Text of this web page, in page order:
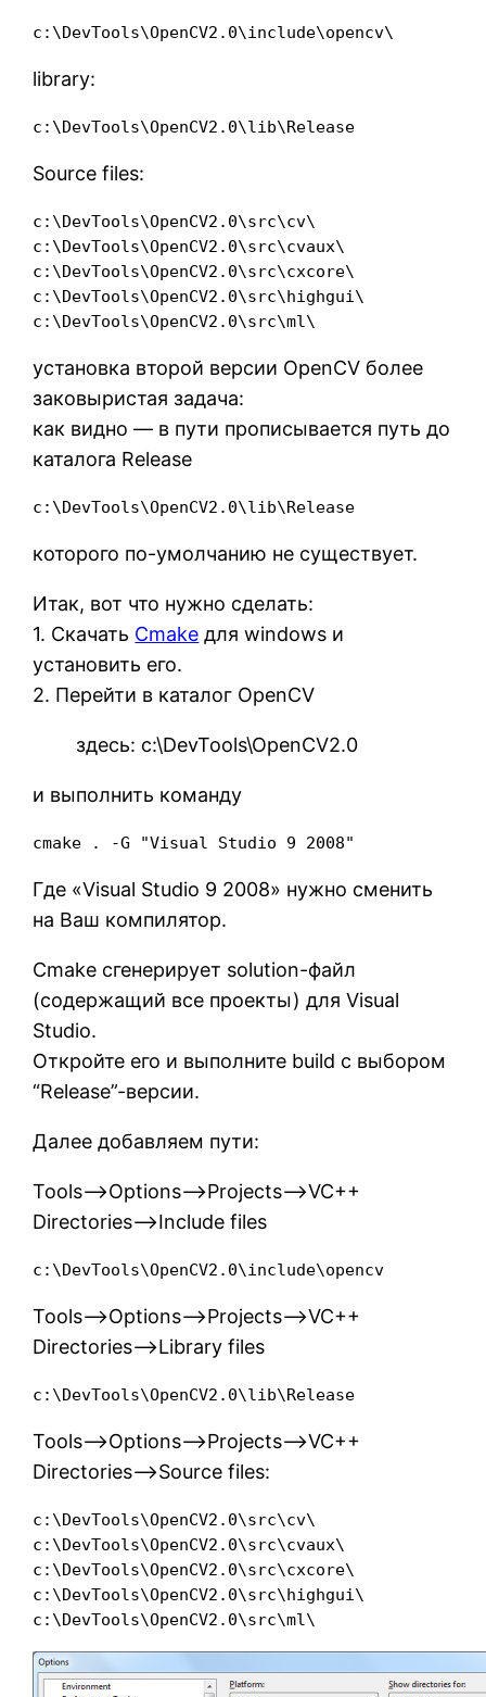
c:\DevTools\OpenCV2.0\include\opencv\
library:
c:\DevTools\OpenCV2.0\lib\Release
Source files:
c:\DevTools\OpenCV2.0\src\cv\
c:\DevTools\OpenCV2.0\src\cvaux\
c:\DevTools\OpenCV2.0\src\cxcore\
c:\DevTools\OpenCV2.0\src\highgui\
c:\DevTools\OpenCV2.0\src\ml\
установка второй версии OpenCV более
заковыристая задача:
как видно — в пути прописывается путь до
каталога Release
c:\DevTools\OpenCV2.0\lib\Release
которого по-умолчанию не существует.
Итак, вот что нужно сделать:
1. Скачать Cmake для windows и
установить его.
2. Перейти в каталог OpenCV
здесь: c:\DevTools\OpenCV2.0
и выполнить команду
cmake . -G "Visual Studio 9 2008"
Где «Visual Studio 9 2008» нужно сменить
на Ваш компилятор.
Cmake сгенерирует solution-файл
(содержащий все проекты) для Visual
Studio.
Откройте его и выполните build с выбором
“Release”-версии.
Далее добавляем пути:
Tools–>Options–>Projects–>VC++
Directories–>Include files
c:\DevTools\OpenCV2.0\include\opencv
Tools–>Options–>Projects–>VC++
Directories–>Library files
c:\DevTools\OpenCV2.0\lib\Release
Tools–>Options–>Projects–>VC++
Directories–>Source files:
c:\DevTools\OpenCV2.0\src\cv\
c:\DevTools\OpenCV2.0\src\cvaux\
c:\DevTools\OpenCV2.0\src\cxcore\
c:\DevTools\OpenCV2.0\src\highgui\
c:\DevTools\OpenCV2.0\src\ml\